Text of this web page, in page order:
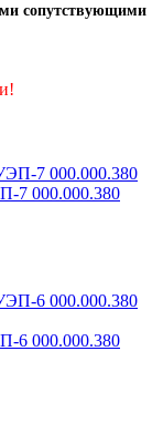
сопутствующими
7 000.000.380
6 000.000.380